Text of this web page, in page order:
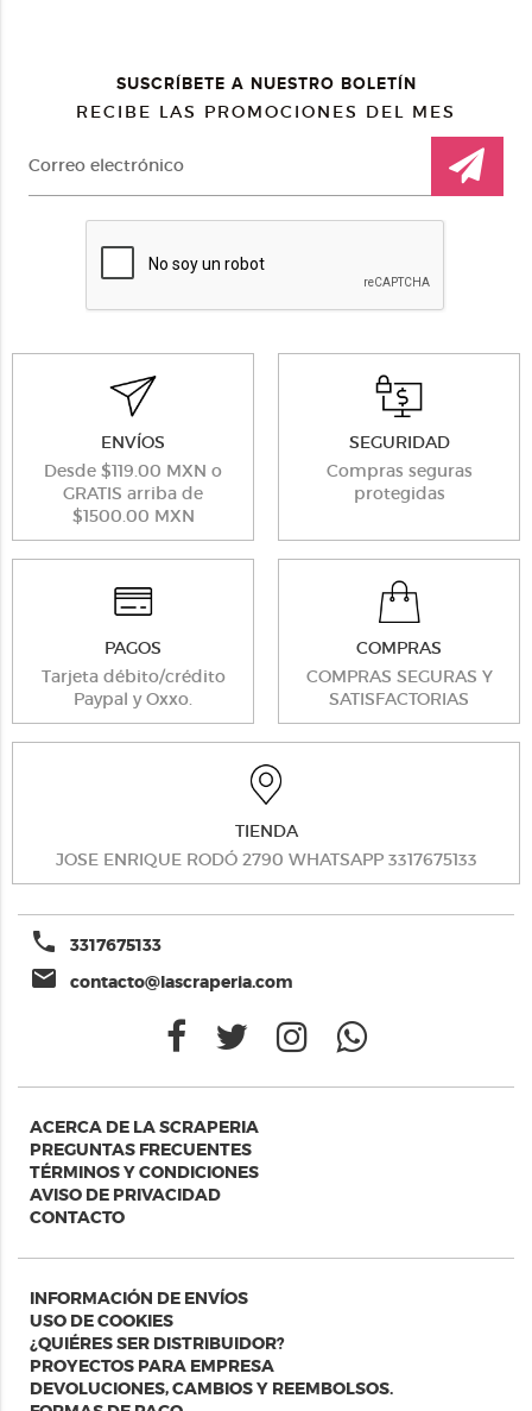
SUSCRÍBETE A NUESTRO BOLETÍN
RECIBE LAS PROMOCIONES DEL MES
ENVÍOS
Desde $119.00 MXN o
GRATIS arriba de
$1500.00 MXN
SEGURIDAD
Compras seguras
protegidas
PAGOS
Tarjeta débito/crédito
Paypal y Oxxo.
COMPRAS
COMPRAS SEGURAS Y
SATISFACTORIAS
TIENDA
JOSE ENRIQUE RODÓ 2790 WHATSAPP 3317675133
phone 3317675133
email contacto@lascraperia.com
ACERCA DE LA SCRAPERIA
PREGUNTAS FRECUENTES
TÉRMINOS Y CONDICIONES
AVISO DE PRIVACIDAD
CONTACTO
INFORMACIÓN DE ENVÍOS
USO DE COOKIES
¿QUIÉRES SER DISTRIBUIDOR?
PROYECTOS PARA EMPRESA
DEVOLUCIONES, CAMBIOS Y REEMBOLSOS.